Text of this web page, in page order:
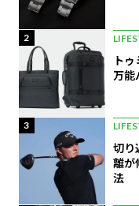
2
ト
万能
3
切り
離が
法